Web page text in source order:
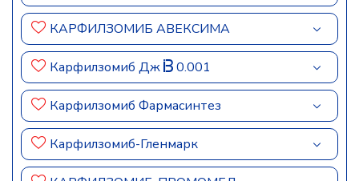
КАРФИЛЗОМИБ АВЕКСИМА
Карфилзомиб Дж 0.001
Карфилзомиб Фармасинтез
Карфилзомиб-Гленмарк